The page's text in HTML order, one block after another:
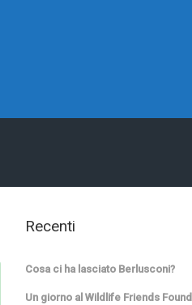
Recenti
Cosa ci ha lasciato Berlusconi?
Un giorno al Wildlife Friends